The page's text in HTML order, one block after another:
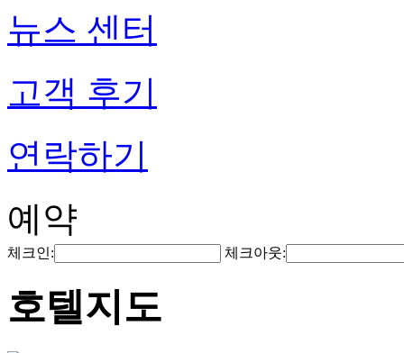
뉴스 센터
고객 후기
연락하기
예약
체크인: 체크아웃:
호텔지도